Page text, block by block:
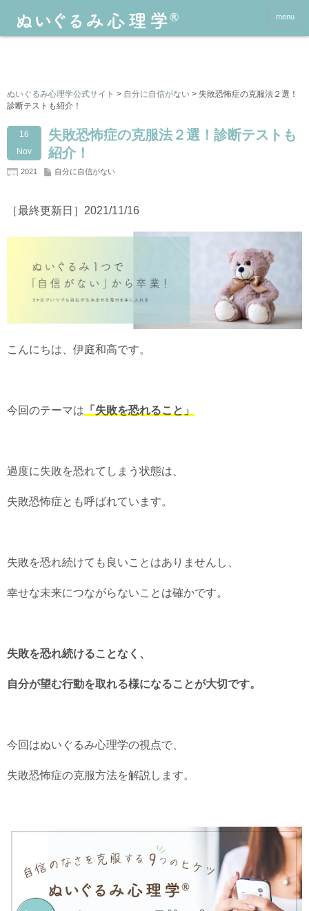
menu
ぬいぐるみ心理学公式サイト > 自分に自信がない > 失敗恐怖症の克服法２選！
診断テストも紹介！
16
Nov
失敗恐怖症の克服法２選！診断テストも
紹介！
2021 自分に自信がない
［最終更新日］2021/11/16
こんにちは、伊庭和高です。
今回のテーマは 「失敗を恐れること」
過度に失敗を恐れてしまう状態は、
失敗恐怖症とも呼ばれています。
失敗を恐れ続けても良いことはありませんし、
幸せな未来につながらないことは確かです。
失敗を恐れ続けることなく、
自分が望む行動を取れる様になることが大切です。
今回はぬいぐるみ心理学の視点で、
失敗恐怖症の克服方法を解説します。